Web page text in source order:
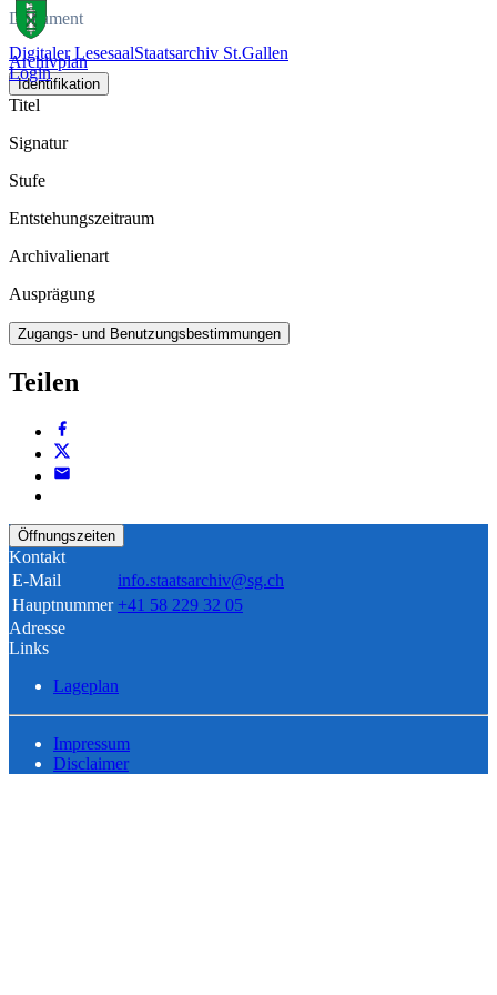
Digitaler LesesaalStaatsarchiv St.Gallen
Login
Dokument
Archivplan
Identifikation
Titel
Signatur
Stufe
Entstehungszeitraum
Archivalienart
Ausprägung
Zugangs- und Benutzungsbestimmungen
Teilen
Öffnungszeiten
Kontakt
E-Mail
info.staatsarchiv@sg.ch
Hauptnummer +41 58 229 32 05
Adresse
Links
Lageplan
Impressum
Disclaimer